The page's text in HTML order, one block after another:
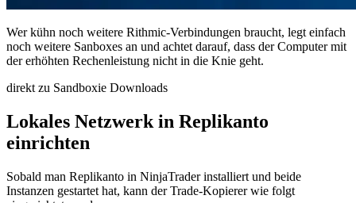
Wer kühn noch weitere Rithmic-Verbindungen braucht, legt einfach
noch weitere Sanboxes an und achtet darauf, dass der Computer mit
der erhöhten Rechenleistung nicht in die Knie geht.
direkt zu Sandboxie Downloads
Lokales Netzwerk in Replikanto
einrichten
Sobald man Replikanto in NinjaTrader installiert und beide
Instanzen gestartet hat, kann der Trade-Kopierer wie folgt